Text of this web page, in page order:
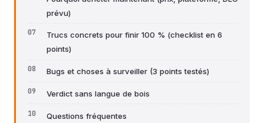
prévu)
Trucs concrets pour finir 100 % (checklist en 6
points)
Bugs et choses à surveiller (3 points testés)
Verdict sans langue de bois
Questions fréquentes